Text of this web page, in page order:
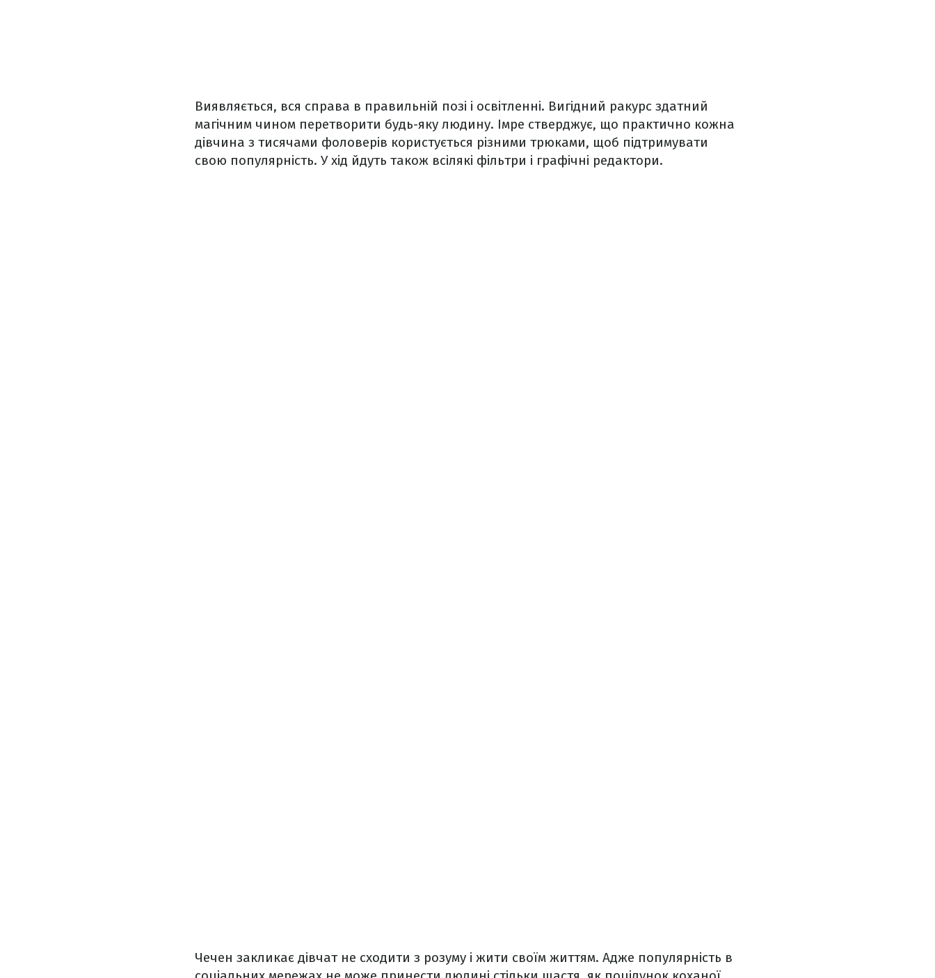
Виявляється, вся справа в правильній позі і освітленні. Вигідний ракурс здатний
магічним чином перетворити будь-яку людину. Імре стверджує, що практично кожна
дівчина з тисячами фоловерів користується різними трюками, щоб підтримувати
свою популярність. У хід йдуть також всілякі фільтри і графічні редактори.
Чечен закликає дівчат не сходити з розуму і жити своїм життям. Адже популярність в